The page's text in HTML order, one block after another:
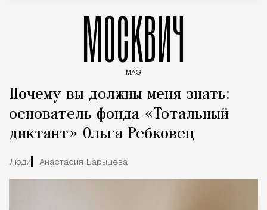
МОСКВИЧ
MAG
Почему вы должны меня знать:
основатель фонда «Тотальный
диктант» Ольга Ребковец
Люди Анастасия Барышева